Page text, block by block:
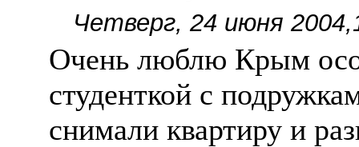
Четверг, 24 июня
Очень люблю Крым
студенткой с
снимали квартиру и